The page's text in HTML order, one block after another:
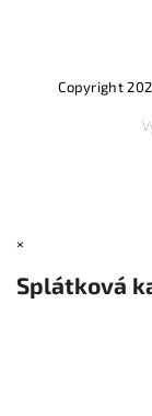
Copyright
×
Splátková